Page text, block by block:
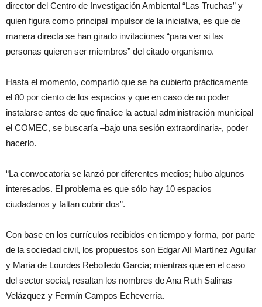
director del Centro de Investigación Ambiental “Las Truchas” y
quien figura como principal impulsor de la iniciativa, es que de
manera directa se han girado invitaciones “para ver si las
personas quieren ser miembros” del citado organismo.
Hasta el momento, compartió que se ha cubierto prácticamente
el 80 por ciento de los espacios y que en caso de no poder
instalarse antes de que finalice la actual administración municipal
el COMEC, se buscaría –bajo una sesión extraordinaria-, poder
hacerlo.
“La convocatoria se lanzó por diferentes medios; hubo algunos
interesados. El problema es que sólo hay 10 espacios
ciudadanos y faltan cubrir dos”.
Con base en los currículos recibidos en tiempo y forma, por parte
de la sociedad civil, los propuestos son Edgar Alí Martínez Aguilar
y María de Lourdes Rebolledo García; mientras que en el caso
del sector social, resaltan los nombres de Ana Ruth Salinas
Velázquez y Fermín Campos Echeverría.